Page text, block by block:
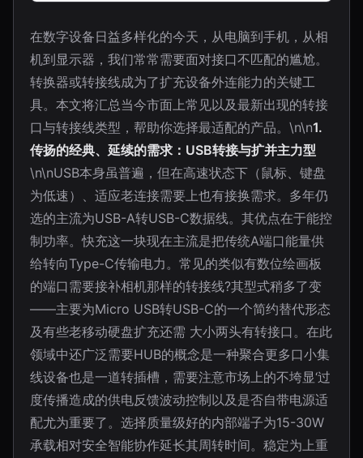
在数字设备日益多样化的今天，从电脑到手机，从相
机到显示器，我们常常需要面对接口不匹配的尴尬。
转换器或转接线成为了扩充设备外连能力的关键工
具。本文将汇总当今市面上常见以及最新出现的转接
口与转接线类型，帮助你选择最适配的产品。\n\n1.
传扬的经典、延续的需求：USB转接与扩并主力型
\n\nUSB本身虽普遍，但在高速状态下（鼠标、键盘
为低速）、适应老连接需要上也有接换需求。多年仍
选的主流为USB-A转USB-C数据线。其优点在于能控
制功率。快充这一块现在主流是把传统A端口能量供
给转向Type-C传输电力。常见的类似有数位绘画板
的端口需要接补相机那样的转接线?其型式稍多了变
——主要为Micro USB转USB-C的一个简约替代形态
及有些老移动硬盘扩充还需 大小两头有转接口。在此
领域中还广泛需要HUB的概念是一种聚合更多口小集
线设备也是一道转插槽，需要注意市场上的不垮显‘过
度传播造成的供电反馈波动控制以及是否自带电源适
配尤为重要了。选择质量级好的内部端子为15-30W
承载相对安全智能协作延长其周转时间。稳定为上重